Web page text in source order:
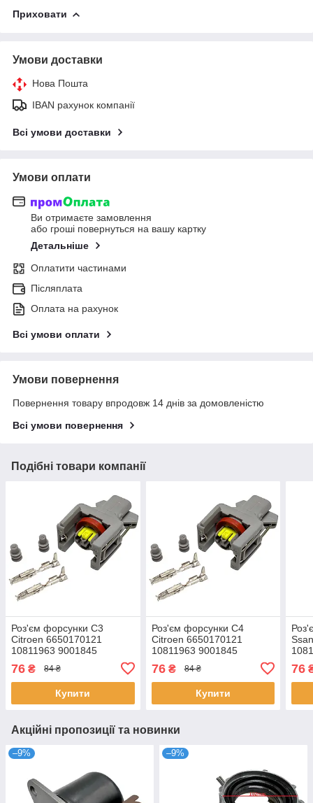
Приховати
Умови доставки
Нова Пошта
IBAN рахунок компанії
Всі умови доставки
Умови оплати
Ви отримаєте замовлення
або гроші повернуться на вашу картку
Детальніше
Оплатити частинами
Післяплата
Оплата на рахунок
Всі умови оплати
Умови повернення
Повернення товару впродовж 14 днів за домовленістю
Всі умови повернення
Подібні товари компанії
Роз'єм форсунки C3
Citroen 6650170121
10811963 9001845
76 ₴ 84 ₴
Купити
Роз'єм форсунки C4
Citroen 6650170121
10811963 9001845
76₴ 84 ₴
Купити
76
Акційні пропозиції та новинки
–9% –9%